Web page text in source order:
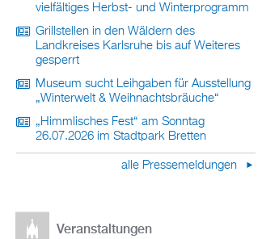
vielfältiges Herbst- und Winterprogramm
Grillstellen in den Wäldern des
Landkreises Karlsruhe bis auf Weiteres
gesperrt
Museum sucht Leihgaben für Ausstellung
„Winterwelt & Weihnachtsbräuche“
„Himmlisches Fest“ am Sonntag
26.07.2026 im Stadtpark Bretten
alle Pressemeldungen
Veranstaltungen